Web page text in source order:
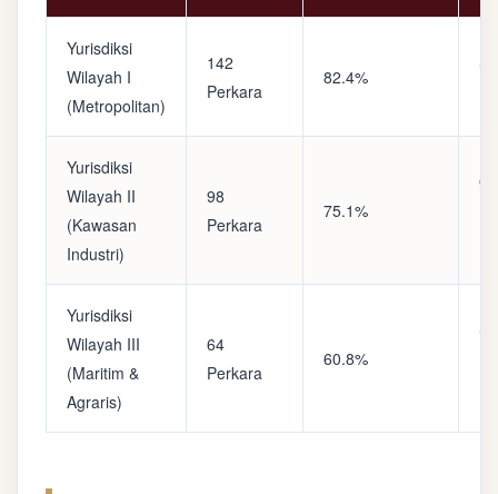
Yurisdiksi
Wilayah I
(Metropolitan)
142
Perkara
82.4%
Yurisdiksi
Wilayah II
(Kawasan
Industri)
98
Perkara
75.1%
Yurisdiksi
Wilayah III
(Maritim &
Agraris)
64
Perkara
60.8%